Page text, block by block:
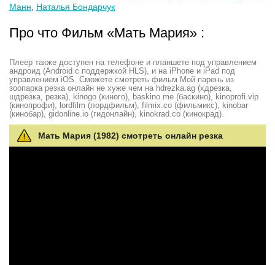
Манн
Наталья Бондарчук
Про что Фильм «Мать Мария» :
Плеер также доступен на телефоне и планшете под управлением
андроид (Android с поддержкой HLS), и на iPhone и iPad под
управлением iOS. Сможете смотреть фильм Мой парень из
зоопарка резка онлайн не хуже чем на hdrezka.ag (хдрезка,
шдрезка, резка), kinogo (киного), baskino.me (баскино), kinoprofi.vip
(кинопрофи), lordfilm (лордфильм), filmix.co (фильмикс), kinobar
(кинобар), gidonline.io (гидонлайн), kinokrad.сo (кинокрад).
Мать Мария (1982) смотреть онлайн резка